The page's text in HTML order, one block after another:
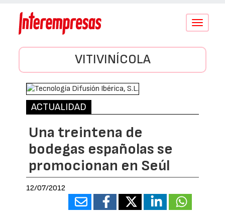
Conmutar
VITIVINÍCOLA
ACTUALIDAD
Una treintena de
bodegas españolas se
promocionan en Seúl
12/07/2012